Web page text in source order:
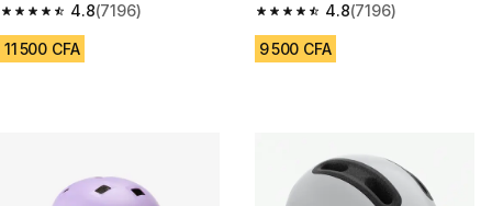
4.8
4.8 out of 5 stars from 7196 reviews
(7196)
11 500 CFA
4.8
4.8 out of 5 stars from 7196
(7196)
9 500 CFA